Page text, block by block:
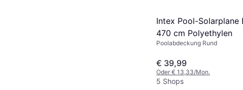
Intex Pool-Solarplane
470 cm Polyethylen
Poolabdeckung Rund
€ 39,99
Oder € 13,33/Mon.
5 Shops